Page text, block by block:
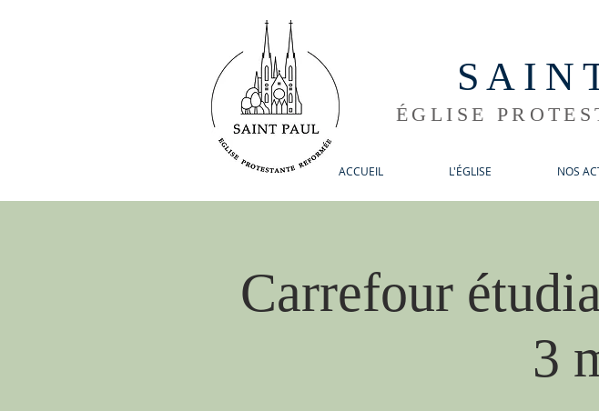
ÉGLISE
ACCUEIL L'ÉGLISE NOS
Carrefour
3